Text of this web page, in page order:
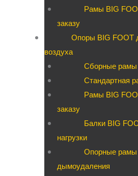
Рамы BIG
заказу
Опоры BIG FOOT
воздуха
Сборные рамы
Стандартная
Рамы BIG
заказу
Балки BIG
нагрузки
Опорные рамы
дымоудаления